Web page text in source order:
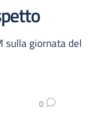
sulla giornata del
0